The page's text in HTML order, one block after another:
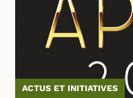
ACTUS ET INITIATIVES